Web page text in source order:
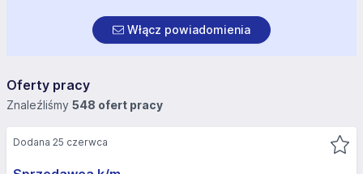
Włącz powiadomienia
Oferty pracy
Znaleźliśmy 548 ofert pracy
Dodana 25 czerwca